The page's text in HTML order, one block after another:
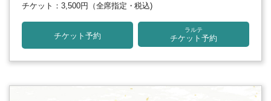
チケット：3,500円
（全席指定・税込)
チケット予約
ラルテ
チケット予約